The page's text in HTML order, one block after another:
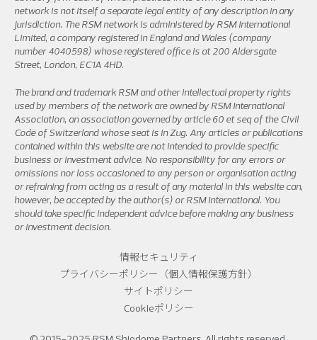
network is not itself a separate legal entity of any description in any
jurisdiction. The RSM network is administered by RSM International
Limited, a company registered in England and Wales (company
number 4040598) whose registered office is at 200 Aldersgate
Street, London, EC1A 4HD.
The brand and trademark RSM and other intellectual property rights
used by members of the network are owned by RSM International
Association, an association governed by article 60 et seq of the Civil
Code of Switzerland whose seat is in Zug. Any articles or publications
contained within this website are not intended to provide specific
business or investment advice. No responsibility for any errors or
omissions nor loss occasioned to any person or organisation acting
or refraining from acting as a result of any material in this website can,
however, be accepted by the author(s) or RSM International. You
should take specific independent advice before making any business
or investment decision.
情報セキュリティ
プライバシーポリシー（個人情報保護方針）
サイトポリシー
Cookieポリシー